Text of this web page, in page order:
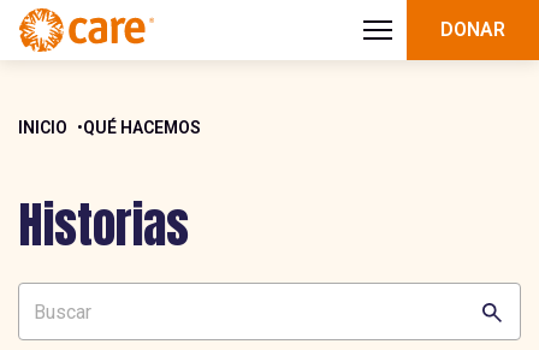
DONAR
INICIO QUÉ HACEMOS
Historias